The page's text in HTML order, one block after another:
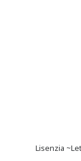
Lisenzia